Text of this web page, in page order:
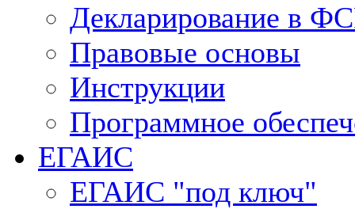
Декларирование в
Правовые основы
Инструкции
Программное
ЕГАИС
ЕГАИС "под ключ"